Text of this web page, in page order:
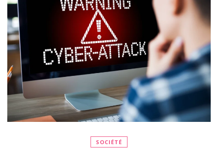
SOCIÉTÉ